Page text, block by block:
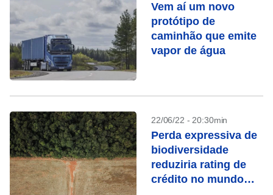
Vem aí um novo
protótipo de
caminhão que emite
vapor de água
22/06/22 - 20:30min
Perda expressiva de
biodiversidade
reduziria rating de
crédito no mundo